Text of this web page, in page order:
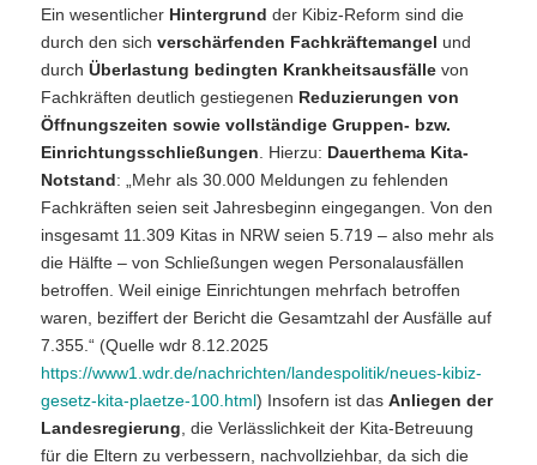
Ein wesentlicher Hintergrund der Kibiz-Reform sind die
durch den sich verschärfenden Fachkräftemangel und
durch Überlastung bedingten Krankheitsausfällevon
Fachkräften deutlich gestiegenen Reduzierungen von
Öffnungszeiten sowie vollständige Gruppen- bzw.
Einrichtungsschließungen . Hierzu: Dauerthema Kita-
Notstand: „Mehr als 30.000 Meldungen zu fehlenden
Fachkräften seien seit Jahresbeginn eingegangen. Von den
insgesamt 11.309 Kitas in NRW seien 5.719 – also mehr als
die Hälfte – von Schließungen wegen Personalausfällen
betroffen. Weil einige Einrichtungen mehrfach betroffen
waren, beziffert der Bericht die Gesamtzahl der Ausfälle auf
7.355.“ (Quelle wdr 8.12.2025
https://www1.wdr.de/nachrichten/landespolitik/neues-kibiz-
gesetz-kita-plaetze-100.html) Insofern ist das Anliegen der
Landesregierung , die Verlässlichkeit der Kita-Betreuung
für die Eltern zu verbessern, nachvollziehbar, da sich die